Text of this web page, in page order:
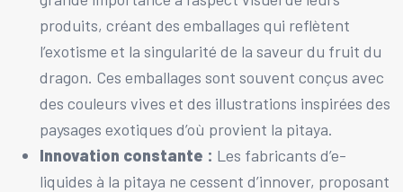
produits, créant des emballages qui reflètent
l’exotisme et la singularité de la saveur du fruit du
dragon. Ces emballages sont souvent conçus avec
des couleurs vives et des illustrations inspirées des
paysages exotiques d’où provient la pitaya.
Innovation constante : Les fabricants d’e-
liquides à la pitaya ne cessent d’innover, proposant